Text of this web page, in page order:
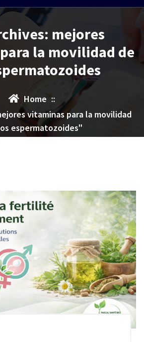
mejores
la movilidad de
Home ::
vitaminas para la movilidad
espermatozoides"